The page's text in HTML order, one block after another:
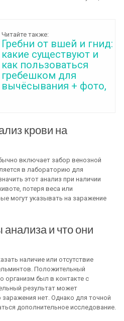
Читайте также:
Гребни от вшей и гнид:
какие существуют и
как пользоваться
гребешком для
вычёсывания + фото,
крови на
включает забор венозной
в лабораторию для
этот анализ при наличии
потеря веса или
могут указывать на заражение
и что они
наличие или отсутствие
Положительный
организм был в контакте с
результат может
нет. Однако для точной
дополнительное исследование.